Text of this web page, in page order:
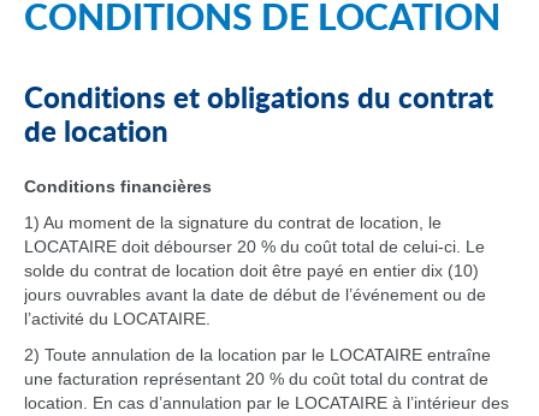
CONDITIONS DE LOCATION
Conditions et obligations du contrat
de location
Conditions financières
1) Au moment de la signature du contrat de location, le
LOCATAIRE doit débourser 20 % du coût total de celui-ci. Le
solde du contrat de location doit être payé en entier dix (10)
jours ouvrables avant la date de début de l’événement ou de
l’activité du LOCATAIRE.
2) Toute annulation de la location par le LOCATAIRE entraîne
une facturation représentant 20 % du coût total du contrat de
location. En cas d’annulation par le LOCATAIRE à l’intérieur des